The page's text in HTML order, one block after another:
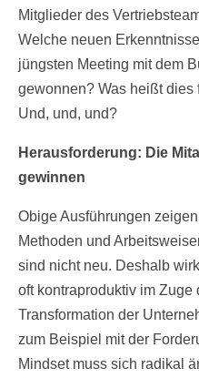
Mitglieder des
Welche neuen
jüngsten Meeting mit dem
gewonnen? Was heißt dies
Und, und, und?
Herausforderung: Die
gewinnen
Obige Ausführungen
Methoden und
sind nicht neu. Deshalb
oft kontraproduktiv im
Transformation der
zum Beispiel mit der
Mindset muss sich radikal